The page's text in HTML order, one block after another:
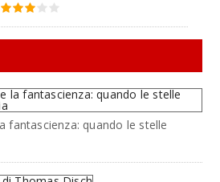
fantascienza: quando le stelle